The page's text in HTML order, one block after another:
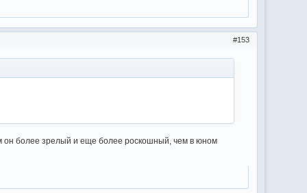
153
он более зрелый и еще более роскошный, чем в юном